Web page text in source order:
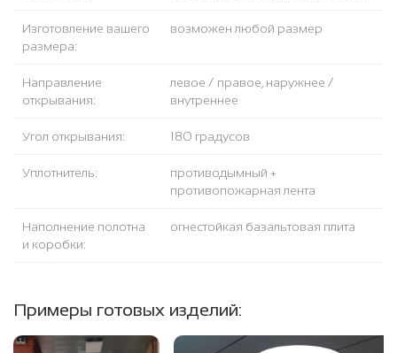
Изготовление вашего
размера:
возможен любой размер
Направление
открывания:
левое / правое, наружнее /
внутреннее
Угол открывания: 180 градусов
Уплотнитель:
противодымный +
противопожарная лента
Наполнение полотна
и коробки:
огнестойкая базальтовая плита
Примеры готовых изделий: